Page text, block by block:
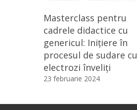
Masterclass pentru
cadrele didactice cu
genericul: Inițiere în
procesul de sudare cu
electrozi înveliți
23 februarie 2024